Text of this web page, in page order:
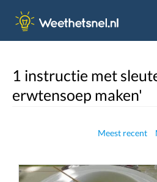
1 instructie met
erwtensoep maken'
Meest recent